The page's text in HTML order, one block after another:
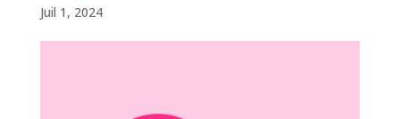
Juil 1, 2024